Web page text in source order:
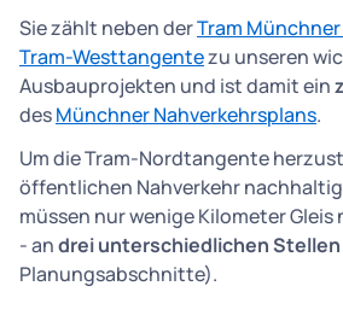
Sie zählt neben derTram
Tram-Westtangentezu unseren
Ausbauprojekten und ist damit ein
desMünchner Nahverkehrsplans.
Um die Tram-Nordtangente
öffentlichen Nahverkehr
müssen nur wenige Kilometer
- andrei unterschiedlichen Stellen
Planungsabschnitte).